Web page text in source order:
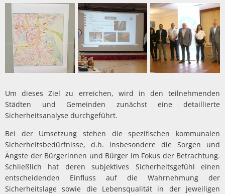
Um dieses Ziel zu erreichen, wird in den teilnehmenden
Städten und Gemeinden zunächst eine detaillierte
Sicherheitsanalyse durchgeführt.
Bei der Umsetzung stehen die spezifischen kommunalen
Sicherheitsbedürfnisse, d.h. insbesondere die Sorgen und
Ängste der Bürgerinnen und Bürger im Fokus der Betrachtung.
Schließlich hat deren subjektives Sicherheitsgefühl einen
entscheidenden Einfluss auf die Wahrnehmung der
Sicherheitslage sowie die Lebensqualität in der jeweiligen